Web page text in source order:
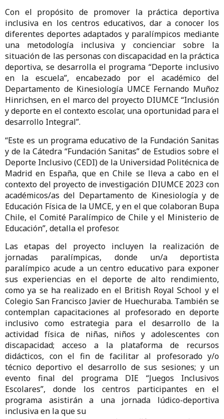
Con el propósito de promover la práctica deportiva
inclusiva en los centros educativos, dar a conocer los
diferentes deportes adaptados y paralímpicos mediante
una metodología inclusiva y concienciar sobre la
situación de las personas con discapacidad en la práctica
deportiva, se desarrolla el programa “Deporte inclusivo
en la escuela”, encabezado por el académico del
Departamento de Kinesiología UMCE Fernando Muñoz
Hinrichsen, en el marco del proyecto DIUMCE “Inclusión
y deporte en el contexto escolar, una oportunidad para el
desarrollo Integral”.
“Este es un programa educativo de la Fundación Sanitas
y de la Cátedra “Fundación Sanitas” de Estudios sobre el
Deporte Inclusivo (CEDI) de la Universidad Politécnica de
Madrid en España, que en Chile se lleva a cabo en el
contexto del proyecto de investigación DIUMCE 2023 con
académicos/as del Departamento de Kinesiología y de
Educación Física de la UMCE, y en el que colaboran Bupa
Chile, el Comité Paralímpico de Chile y el Ministerio de
Educación”, detalla el profesor.
Las etapas del proyecto incluyen la realización de
jornadas paralímpicas, donde un/a deportista
paralímpico acude a un centro educativo para exponer
sus experiencias en el deporte de alto rendimiento,
como ya se ha realizado en el British Royal School y el
Colegio San Francisco Javier de Huechuraba. También se
contemplan capacitaciones al profesorado en deporte
inclusivo como estrategia para el desarrollo de la
actividad física de niñas, niños y adolescentes con
discapacidad; acceso a la plataforma de recursos
didácticos, con el fin de facilitar al profesorado y/o
técnico deportivo el desarrollo de sus sesiones; y un
evento final del programa DIE “Juegos Inclusivos
Escolares”, donde los centros participantes en el
programa asistirán a una jornada lúdico-deportiva
inclusiva en la que su